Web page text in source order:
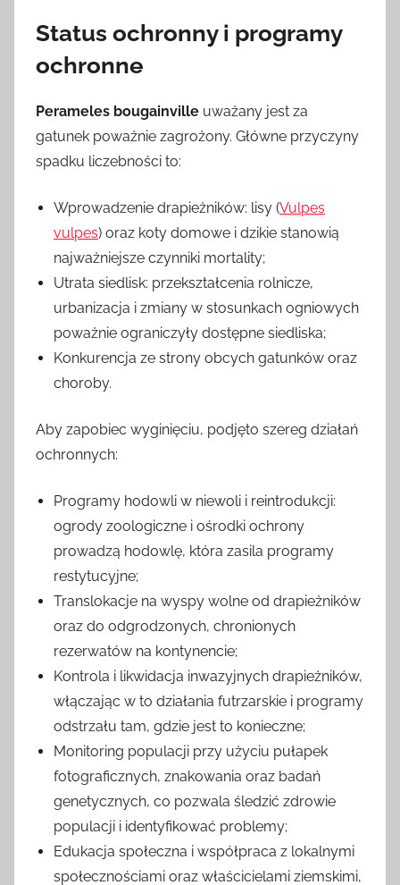
Status ochronny i programy
ochronne
Perameles bougainville uważany jest za
gatunek poważnie zagrożony. Główne przyczyny
spadku liczebności to:
Wprowadzenie drapieżników: lisy (Vulpes
vulpes) oraz koty domowe i dzikie stanowią
najważniejsze czynniki mortality;
Utrata siedlisk: przekształcenia rolnicze,
urbanizacja i zmiany w stosunkach ogniowych
poważnie ograniczyły dostępne siedliska;
Konkurencja ze strony obcych gatunków oraz
choroby.
Aby zapobiec wyginięciu, podjęto szereg działań
ochronnych:
Programy hodowli w niewoli i reintrodukcji:
ogrody zoologiczne i ośrodki ochrony
prowadzą hodowlę, która zasila programy
restytucyjne;
Translokacje na wyspy wolne od drapieżników
oraz do odgrodzonych, chronionych
rezerwatów na kontynencie;
Kontrola i likwidacja inwazyjnych drapieżników,
włączając w to działania futrzarskie i programy
odstrzału tam, gdzie jest to konieczne;
Monitoring populacji przy użyciu pułapek
fotograficznych, znakowania oraz badań
genetycznych, co pozwala śledzić zdrowie
populacji i identyfikować problemy;
Edukacja społeczna i współpraca z lokalnymi
społecznościami oraz właścicielami ziemskimi,